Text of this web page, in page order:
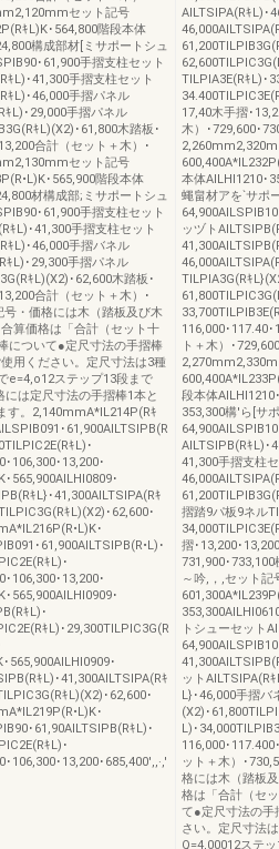
セット記号
ｷL)K･564,800階段本体
構成部材[ミサポートシュ
･61,900手摺支柱セット
ｷL)･41,300手摺支柱セット
ｷL)･46,000手摺パネル
ｷL)･29,000手摺パネル
ｷL)(X2)･61,800木踏板･
合計（セット＋木）･
セット記号
･565,900階段本体
材構成部;ミサポートシュ
･61,900手摺支柱セット
ｷL)･41,300手摺支柱セット
ｷL)･46,000手摺バネル
ｷL)･29,300手摺パネル
ｷL)(X2)･62,600木踏板･
合計（セット＋木）･
・価格には木（踏板及び木
算価格は「合計（セット十
について●定尺寸法の手摺棒
用ください。定尺寸法は3種
e=4,o12ステップ13段まで
は定尺寸法の手摺棒1本と
す。2,140mmA*IL214P(Rｷ
･61,900AILTSIPB(R
ｷL)･
106,300･13,200･
565,900AILHI0809･
ｷL}･41,300AILTSIPA(Rｷ
ｷL)(X2)･62,600･
･
･61,900AILTSIPB(R•L)･
ｷL)･
106,300･13,200･
565,900AILHI0909･
ｷL)･
ｷL)･29,300TILPIC3G(R
565,900AILHI0909･
ｷL)･41,300AILTSIPA(Rｷ
ｷL)(X2)･62,600･
･
･61,90AILTSIPB(RｷL)･
ｷL)･
106,300･13,200･685,400',,·,'
AILTSIPA(RｷL)･
TILPIA3E(RｷL)･
17,40木手摺･
木）･729,600･
本体AILHI1210･
蠅畠材アを`サポ
ッヅト
TILPIA3G(Rｷ
116,000･117.40
ト＋木）･
段本体AILHI1210
353,300構'ら[サ
AILTSIPB(RｷL)･
41,300手摺支柱
摺踏9パ板9ネル
摺･13,200･
731,900･
～吟,，,セット記
トシューセット
ットAILTSIPA(R
L}･46,000手摺バ
(X2)･
L)･
116,000･
ット＋木）･
格には木（踏板
格は「合計（セ
て●定尺寸法の手
さい。定尺寸法
Q=4,00012ステ